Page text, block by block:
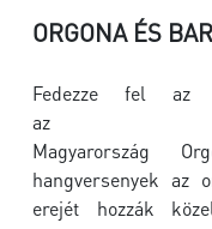
ORGONA ÉS
Fedezze fel az
Magyarország
hangversenyek az
erejét hozzák